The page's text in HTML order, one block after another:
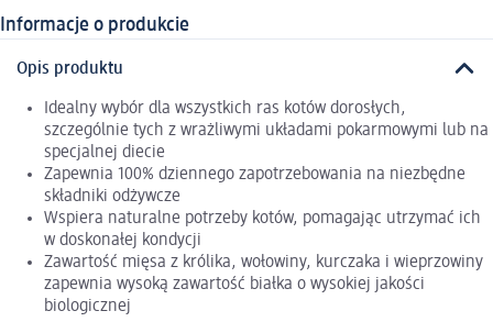
Informacje o produkcie
Opis produktu
Idealny wybór dla wszystkich ras kotów dorosłych,
szczególnie tych z wrażliwymi układami pokarmowymi lub na
specjalnej diecie
Zapewnia 100% dziennego zapotrzebowania na niezbędne
składniki odżywcze
Wspiera naturalne potrzeby kotów, pomagając utrzymać ich
w doskonałej kondycji
Zawartość mięsa z królika, wołowiny, kurczaka i wieprzowiny
zapewnia wysoką zawartość białka o wysokiej jakości
biologicznej